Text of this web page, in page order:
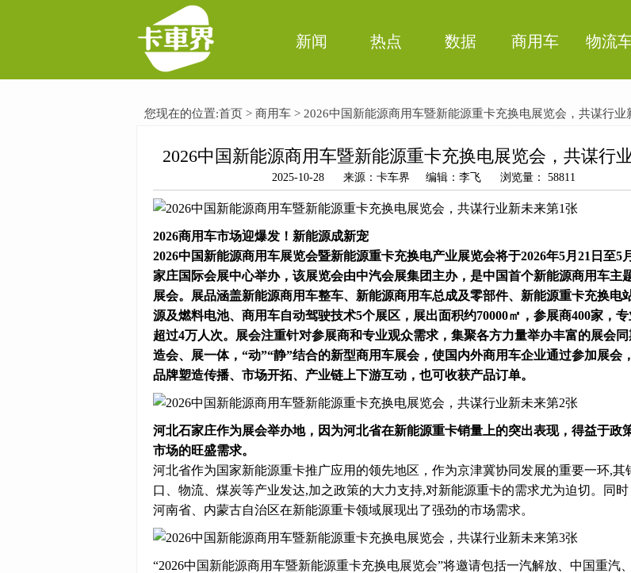
新闻 热点 数据 商用车 物流
您现在的位置:首页 > 商用车 > 2026中国新能源商用车暨新能源重卡充换电展览会，共谋行业
2026中国新能源商用车暨新能源重卡充换电展览会，共谋行
2025-10-28 来源：卡车界 编辑：李飞 浏览量： 58811
2026商用车市场迎爆发！新能源成新宠
2026中国新能源商用车展览会暨新能源重卡充换电产业展览会将于2026年5月21日至5
家庄国际会展中心举办，该展览会由中汽会展集团主办，是中国首个新能源商用车主
展会。展品涵盖新能源商用车整车、新能源商用车总成及零部件、新能源重卡充换电
源及燃料电池、商用车自动驾驶技术5个展区，展出面积约70000㎡，参展商400家，
超过4万人次。展会注重针对参展商和专业观众需求，集聚各方力量举办丰富的展会
造会、展一体，“动”“静”结合的新型商用车展会，使国内外商用车企业通过参加展会
品牌塑造传播、市场开拓、产业链上下游互动，也可收获产品订单。
河北石家庄作为展会举办地，因为河北省在新能源重卡销量上的突出表现，得益于政
市场的旺盛需求。
河北省作为国家新能源重卡推广应用的领先地区，作为京津冀协同发展的重要一环,其
口、物流、煤炭等产业发达,加之政策的大力支持,对新能源重卡的需求尤为迫切。同
河南省、内蒙古自治区在新能源重卡领域展现出了强劲的市场需求。
“2026中国新能源商用车暨新能源重卡充换电展览会”将邀请包括‌一汽解放、中国重汽